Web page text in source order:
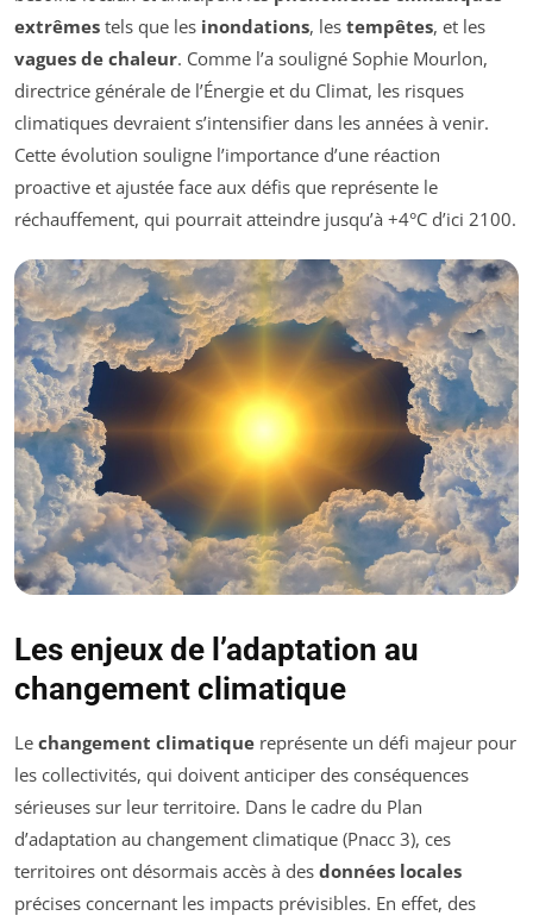
extrêmes tels que les inondations, les tempêtes, et les
vagues de chaleur. Comme l’a souligné Sophie Mourlon,
directrice générale de l’Énergie et du Climat, les risques
climatiques devraient s’intensifier dans les années à venir.
Cette évolution souligne l’importance d’une réaction
proactive et ajustée face aux défis que représente le
réchauffement, qui pourrait atteindre jusqu’à +4°C d’ici 2100.
Les enjeux de l’adaptation au
changement climatique
Le changement climatique représente un défi majeur pour
les collectivités, qui doivent anticiper des conséquences
sérieuses sur leur territoire. Dans le cadre du Plan
d’adaptation au changement climatique (Pnacc 3), ces
territoires ont désormais accès à des données locales
précises concernant les impacts prévisibles. En effet, des